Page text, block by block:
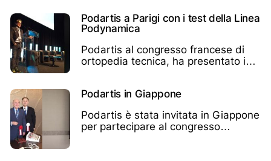
Podartis a Parigi con i test della Linea
Podynamica
Podartis al congresso francese di
ortopedia tecnica, ha presentato i
Podartis in Giappone
Podartis è stata invitata in Giappone
per partecipare al congresso